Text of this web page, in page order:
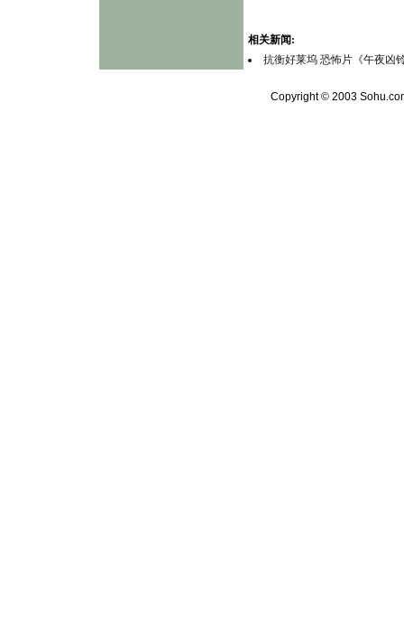
相关新闻:
抗衡好莱坞 恐怖片《午夜凶
Copyright © 2003